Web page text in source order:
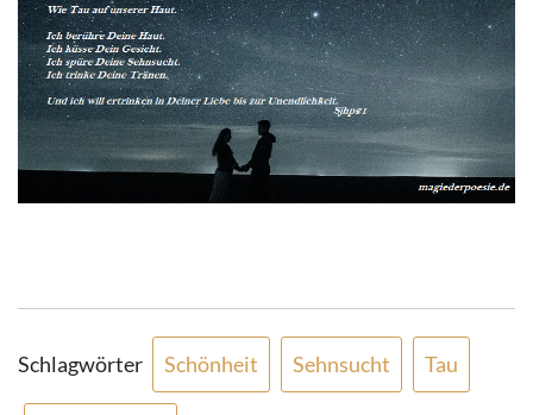
Schlagwörter Schönheit Sehnsucht Tau